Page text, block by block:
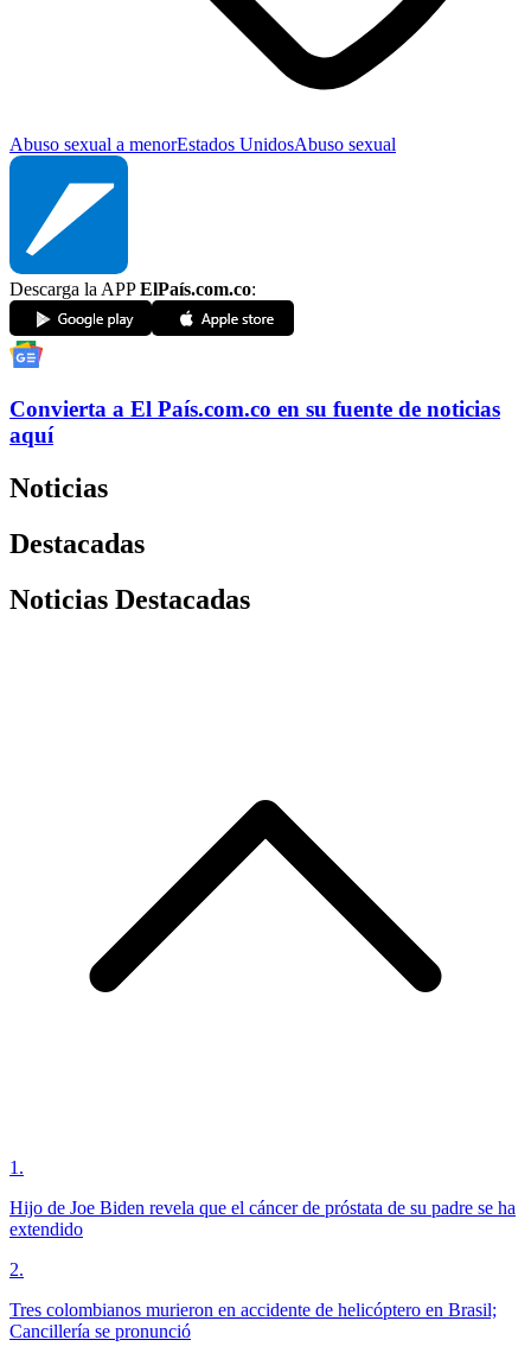
Abuso sexual a menorEstados UnidosAbuso sexual
Descarga la APPElPaís.com.co:
Convierta a El País.com.co en su fuente de noticias
aquí
Noticias
Destacadas
Noticias Destacadas
1 .
Hijo de Joe Biden revela que el cáncer de próstata de su padre se ha
extendido
2.
Tres colombianos murieron en accidente de helicóptero en Brasil;
Cancillería se pronunció